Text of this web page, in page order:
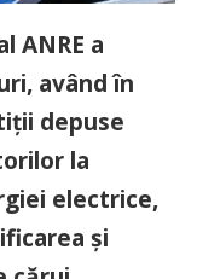
ANRE a
având în
depuse
la
electrice,
şi